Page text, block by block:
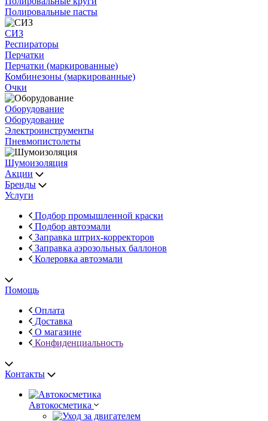
Полировальные пасты
СИЗ
Респираторы
Перчатки
Перчатки (маркированные)
Комбинезоны (маркированные)
Очки
Оборудование
Оборудование
Электроинструменты
Пневмопистолеты
Шумоизоляция
Акции
Бренды
Услуги
Подбор промышленной краски
Подбор автоэмали
Заправка штрих-корректоров
Заправка аэрозольных баллонов
Колеровка автоэмали
Помощь
Оплата
Доставка
О магазине
Конфиденциальность
Контакты
Автокосметика